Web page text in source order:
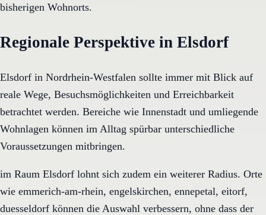
bisherigen Wohnorts.
Regionale Perspektive in Elsdorf
Elsdorf in Nordrhein-Westfalen sollte immer mit Blick auf
reale Wege, Besuchsmöglichkeiten und Erreichbarkeit
betrachtet werden. Bereiche wie Innenstadt und umliegende
Wohnlagen können im Alltag spürbar unterschiedliche
Voraussetzungen mitbringen.
im Raum Elsdorf lohnt sich zudem ein weiterer Radius. Orte
wie emmerich-am-rhein, engelskirchen, ennepetal, eitorf,
duesseldorf können die Auswahl verbessern, ohne dass der